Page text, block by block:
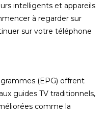
intelligents et appareils
à regarder sur
sur votre téléphone
(EPG) offrent
guides TV traditionnels,
comme la